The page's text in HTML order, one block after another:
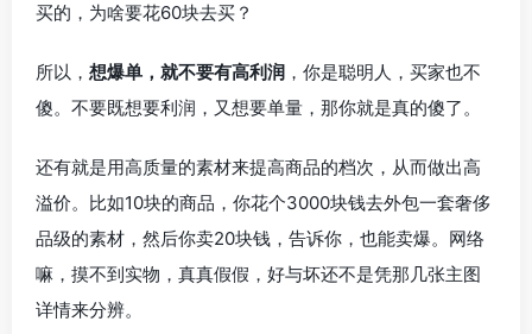
买的，为啥要花60块去买？
所以， 想爆单，就不要有高利润 ，你是聪明人，买家也不
傻。不要既想要利润，又想要单量，那你就是真的傻了。
还有就是用高质量的素材来提高商品的档次，从而做出高
溢价。比如10块的商品，你花个3000块钱去外包一套奢侈
品级的素材，然后你卖20块钱，告诉你，也能卖爆。网络
嘛，摸不到实物，真真假假，好与坏还不是凭那几张主图
详情来分辨。